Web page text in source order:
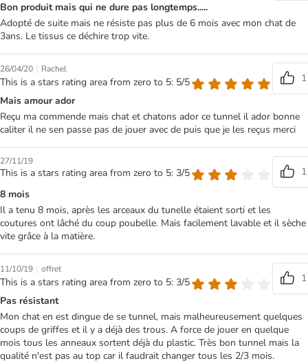
Bon produit mais qui ne dure pas longtemps.....
Adopté de suite mais ne résiste pas plus de 6 mois avec mon chat de
3ans. Le tissus ce déchire trop vite.
26/04/20 | Rachel
This is a stars rating area from zero to 5: 5/5
1
Mais amour ador
Reçu ma commende mais chat et chatons ador ce tunnel il ador bonne
caliter il ne sen passe pas de jouer avec de puis que je les reçus merci
27/11/19
This is a stars rating area from zero to 5: 3/5
1
8 mois
Il a tenu 8 mois, après les arceaux du tunelle étaient sorti et les
coutures ont lâché du coup poubelle. Mais facilement lavable et il sèche
vite grâce à la matière.
11/10/19 | offret
This is a stars rating area from zero to 5: 3/5
1
Pas résistant
Mon chat en est dingue de se tunnel, mais malheureusement quelques
coups de griffes et il y a déjà des trous. A force de jouer en quelque
mois tous les anneaux sortent déjà du plastic. Très bon tunnel mais la
qualité n'est pas au top car il faudrait changer tous les 2/3 mois.